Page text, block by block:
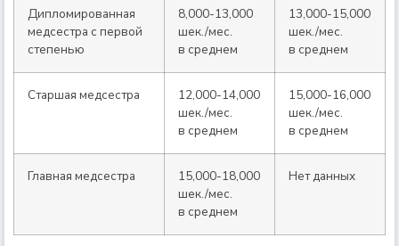
Дипломированная
медсестра с первой
степенью
8,000-13,000
шек./мес.
в среднем
13,000-15,000
шек./мес.
в среднем
Старшая медсестра
12,000-14,000
шек./мес.
в среднем
15,000-16,000
шек./мес.
в среднем
Главная медсестра
15,000-18,000
шек./мес.
в среднем
Нет данных